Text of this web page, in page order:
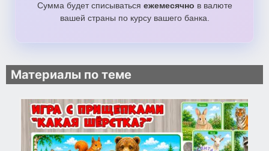
Сумма будет списываться ежемесячно в валюте
вашей страны по курсу вашего банка.
Материалы по теме